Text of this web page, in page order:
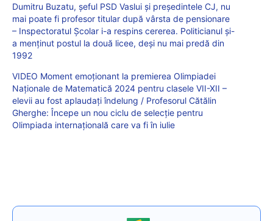
Dumitru Buzatu, şeful PSD Vaslui şi preşedintele CJ, nu
mai poate fi profesor titular după vârsta de pensionare
– Inspectoratul Şcolar i-a respins cererea. Politicianul şi-
a menţinut postul la două licee, deşi nu mai predă din
1992
VIDEO Moment emoționant la premierea Olimpiadei
Naționale de Matematică 2024 pentru clasele VII-XII –
elevii au fost aplaudați îndelung / Profesorul Cătălin
Gherghe: Începe un nou ciclu de selecție pentru
Olimpiada internațională care va fi în iulie